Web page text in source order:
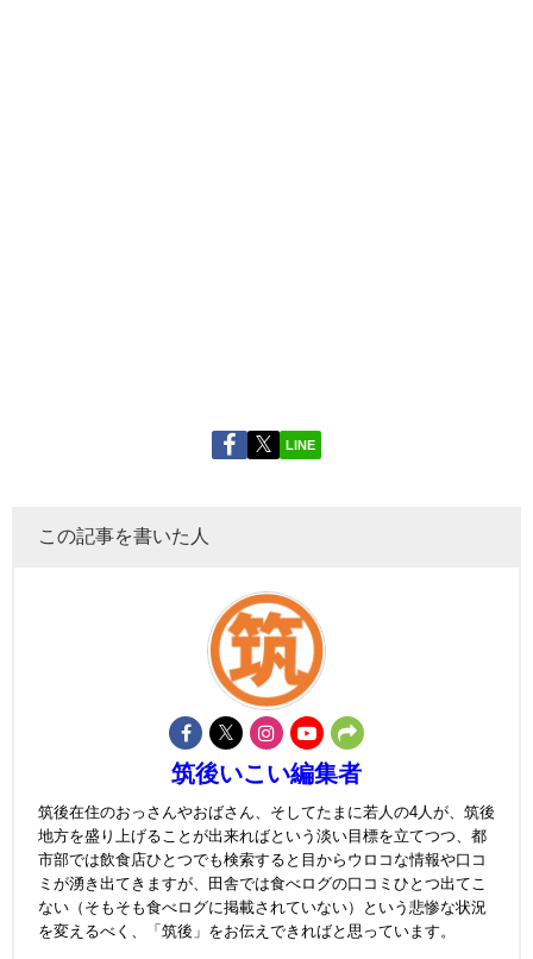
LINE
この記事を書いた人
筑後いこい編集者
筑後在住のおっさんやおばさん、そしてたまに若人の4人が、筑後
地方を盛り上げることが出来ればという淡い目標を立てつつ、都
市部では飲食店ひとつでも検索すると目からウロコな情報や口コ
ミが湧き出てきますが、田舎では食べログの口コミひとつ出てこ
ない（そもそも食べログに掲載されていない）という悲惨な状況
を変えるべく、「筑後」をお伝えできればと思っています。